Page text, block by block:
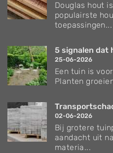
Douglas hout
populairste
toepassingen...
5 signalen dat
25-06-2026
Een tuin is
Planten
02-06-2026
Bij grotere
aandacht uit
materia...